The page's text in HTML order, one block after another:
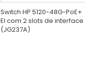
Switch HP 5120-48G-PoE+
EI com 2 slots de interface
(JG237A)